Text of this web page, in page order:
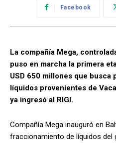
Facebook
La compañía Mega,
puso en marcha la primera
USD 650 millones que
líquidos provenientes de
ya ingresó al RIGI.
Compañía Mega inauguró en
fraccionamiento de líquidos del